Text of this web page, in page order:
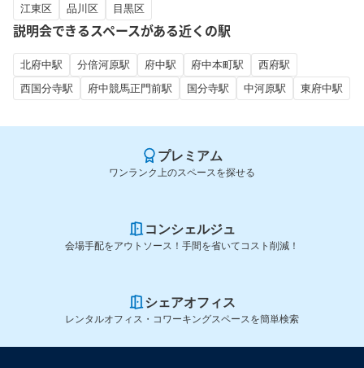
江東区
品川区 目黒区
説明会できるスペースがある近くの駅
北府中駅 分倍河原駅 府中駅 府中本町駅
西府駅
西国分寺駅
府中競馬正門前駅 国分寺駅 中河原駅 東府中駅
プレミアム
ワンランク上のスペースを探せる
コンシェルジュ
会場手配をアウトソース！手間を省いてコスト削減！
シェアオフィス
レンタルオフィス・コワーキングスペースを簡単検索